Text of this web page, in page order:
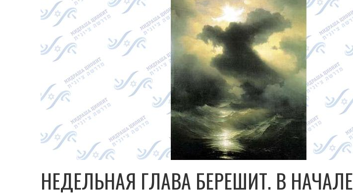
НЕДЕЛЬНАЯ ГЛАВА БЕРЕШИТ. В НАЧАЛЕ